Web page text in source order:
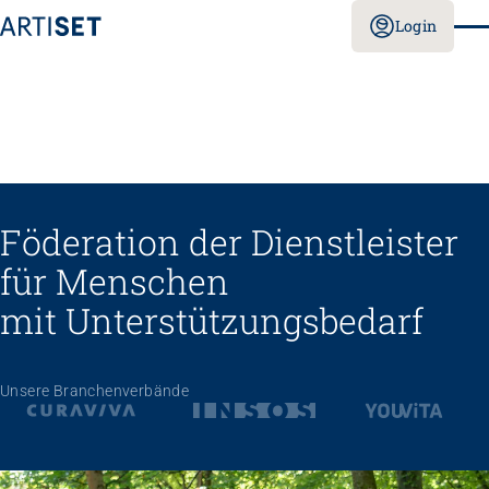
Login
Föderation der Dienstleister
für Menschen
mit Unterstützungs­bedarf
Unsere Branchenverbände